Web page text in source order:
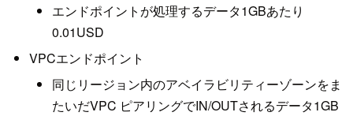
エンドポイントが処理するデータ1GBあたり
0.01USD
VPCエンドポイント
同じリージョン内のアベイラビリティーゾーンをま
たいだVPC ピアリングでIN/OUTされるデータ1GB